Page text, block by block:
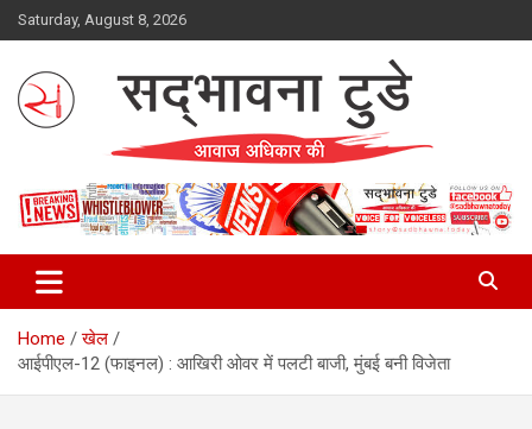
Skip
to
Saturday, August 8, 2026
Sadbhawna Today
Home
खेल
आईपीएल-12 (फाइनल) : आखिरी ओवर में पलटी बाजी, मुंबई बनी विजेता